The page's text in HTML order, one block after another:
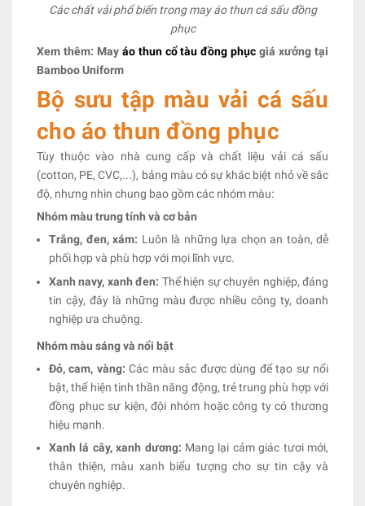
Các chất vải phổ biến trong may áo thun cá sấu đồng
phục
Xem thêm: May áo thun cổ tàu đồng phục giá xưởng tại
Bamboo Uniform
Bộ sưu tập màu vải cá sấu
cho áo thun đồng phục
Tùy thuộc vào nhà cung cấp và chất liệu vải cá sấu
(cotton, PE, CVC,...), bảng màu có sự khác biệt nhỏ về sắc
độ, nhưng nhìn chung bao gồm các nhóm màu:
Nhóm màu trung tính và cơ bản
Trắng, đen, xám: Luôn là những lựa chọn an toàn, dễ
phối hợp và phù hợp với mọi lĩnh vực.
Xanh navy, xanh đen: Thể hiện sự chuyên nghiệp, đáng
tin cậy, đây là những màu được nhiều công ty, doanh
nghiệp ưa chuộng.
Nhóm màu sáng và nổi bật
Đỏ, cam, vàng:Các màu sắc được dùng để tạo sự nổi
bật, thể hiện tinh thần năng động, trẻ trung phù hợp với
đồng phục sự kiện, đội nhóm hoặc công ty có thương
hiệu mạnh.
Xanh lá cây, xanh dương: Mang lại cảm giác tươi mới,
thân thiện, màu xanh biểu tượng cho sự tin cậy và
chuyên nghiệp.